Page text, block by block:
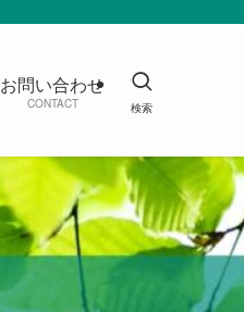
お問い合わせ
CONTACT